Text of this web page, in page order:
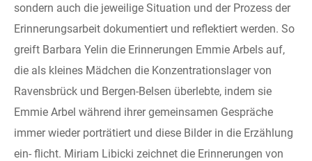
sondern auch die jeweilige Situation und der Prozess der
Erinnerungsarbeit dokumentiert und reflektiert werden. So
greift Barbara Yelin die Erinnerungen Emmie Arbels auf,
die als kleines Mädchen die Konzentrationslager von
Ravensbrück und Bergen-Belsen überlebte, indem sie
Emmie Arbel während ihrer gemeinsamen Gespräche
immer wieder porträtiert und diese Bilder in die Erzählung
ein- flicht. Miriam Libicki zeichnet die Erinnerungen von